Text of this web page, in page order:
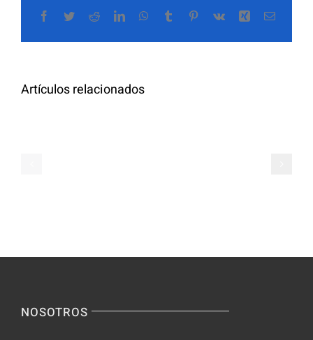
Facebook
TwitterRedditLinkedInWhatsApp
TumblrPinterest
Vk Xing Correo
Artículos relacionados
NOSOTROS